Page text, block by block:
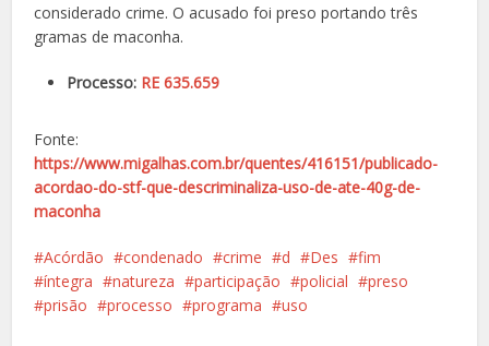
considerado crime. O acusado foi preso portando três
gramas de maconha.
Processo: RE 635.659
Fonte:
https://www.migalhas.com.br/quentes/416151/publicado-
acordao-do-stf-que-descriminaliza-uso-de-ate-40g-de-
maconha
Acórdão condenado crime d Des
fim
íntegra
natureza participação policial
preso
prisão
processo programa uso